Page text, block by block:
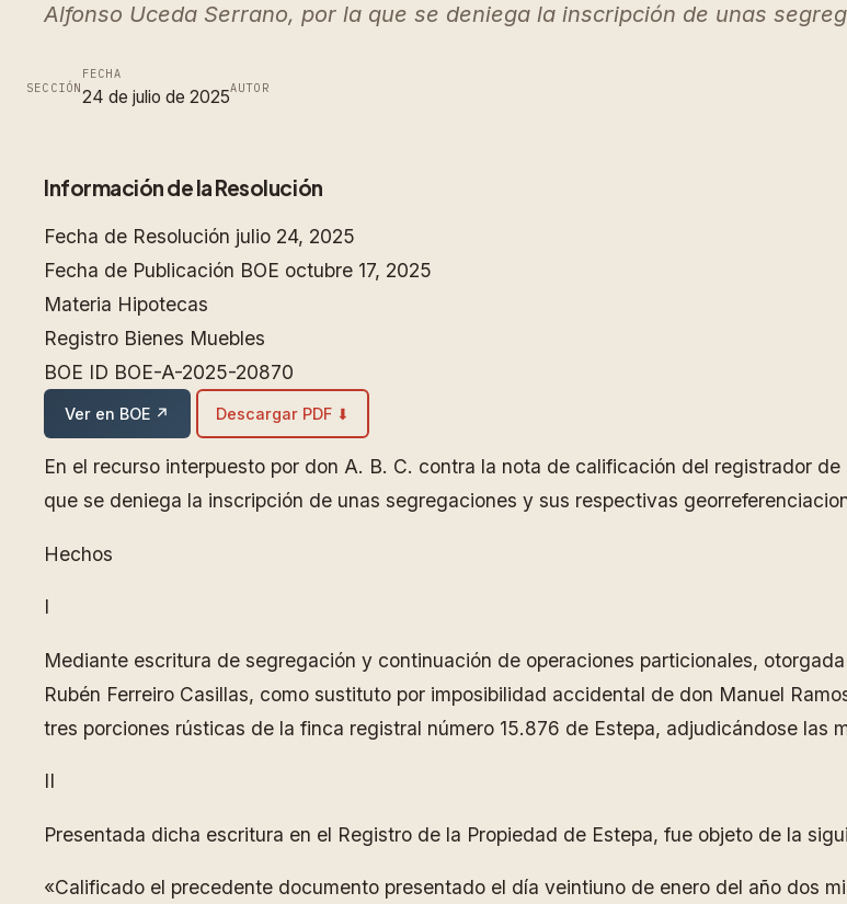
Alfonso Uceda Serrano, por la que se deniega la inscripción de unas
SECCIÓN
FECHA
24 de julio de 2025AUTOR
Información de la Resolución
Fecha de Resolución julio 24, 2025
Fecha de Publicación BOE octubre 17, 2025
Materia Hipotecas
Registro Bienes Muebles
BOE ID BOE-A-2025-20870
Ver en BOE ↗ Descargar PDF ⬇
En el recurso interpuesto por don A. B. C. contra la nota de calificación del registrador
que se deniega la inscripción de unas segregaciones y sus respectivas
Hechos
I
Mediante escritura de segregación y continuación de operaciones particionales,
Rubén Ferreiro Casillas, como sustituto por imposibilidad accidental de don Manuel
tres porciones rústicas de la finca registral número 15.876 de Estepa, adjudicándose las
II
Presentada dicha escritura en el Registro de la Propiedad de Estepa, fue objeto de la
«Calificado el precedente documento presentado el día veintiuno de enero del año dos